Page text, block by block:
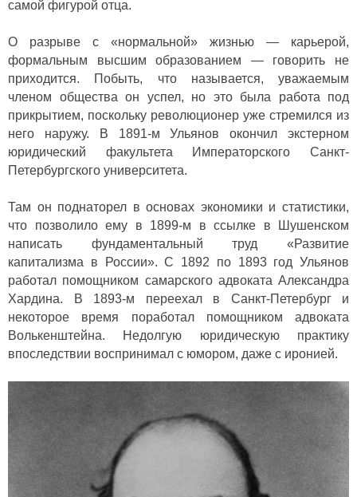
самой фигурой отца.
О разрыве с «нормальной» жизнью — карьерой,
формальным высшим образованием — говорить не
приходится. Побыть, что называется, уважаемым
членом общества он успел, но это была работа под
прикрытием, поскольку революционер уже стремился из
него наружу. В 1891-м Ульянов окончил экстерном
юридический факультета Императорского Санкт-
Петербургского университета.
Там он поднаторел в основах экономики и статистики,
что позволило ему в 1899-м в ссылке в Шушенском
написать фундаментальный труд «Развитие
капитализма в России». С 1892 по 1893 год Ульянов
работал помощником самарского адвоката Александра
Хардина. В 1893-м переехал в Санкт-Петербург и
некоторое время поработал помощником адвоката
Волькенштейна. Недолгую юридическую практику
впоследствии воспринимал с юмором, даже с иронией.